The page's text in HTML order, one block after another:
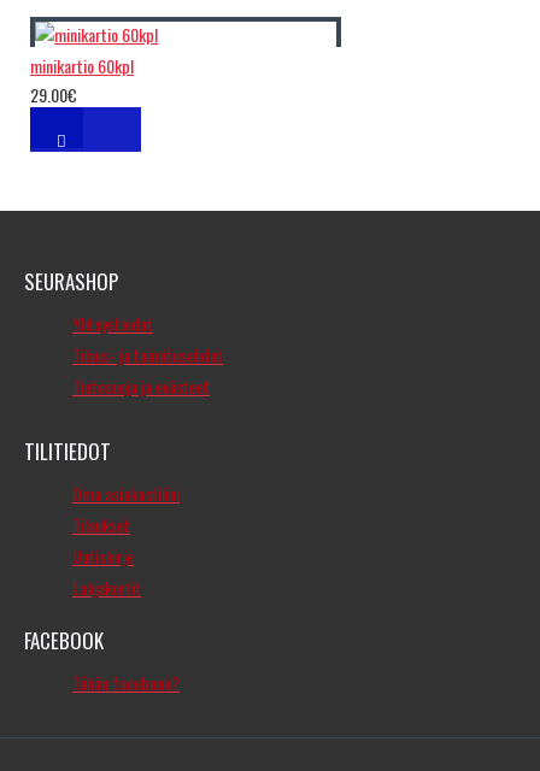
minikartio 60kpl
29.00€
SEURASHOP
Yhteystiedot
Tilaus- ja toimitusehdot
Tietosuoja ja evästeet
TILITIEDOT
Oma asiakastilini
Tilaukset
Uutiskirje
Lahjakortit
FACEBOOK
Tähän facebook?